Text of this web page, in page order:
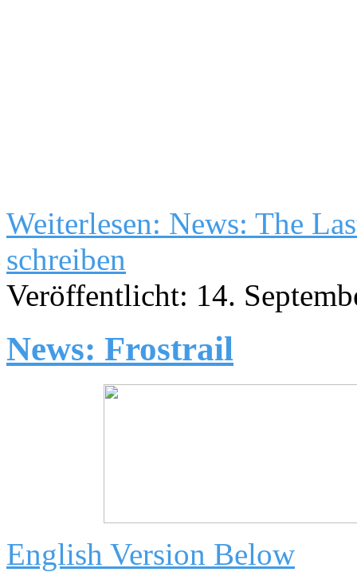
Weiterlesen: News: The
schreiben
Veröffentlicht: 14.
News: Frostrail
English Version Below